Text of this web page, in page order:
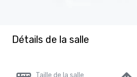
Détails de la salle
Taille de la salle